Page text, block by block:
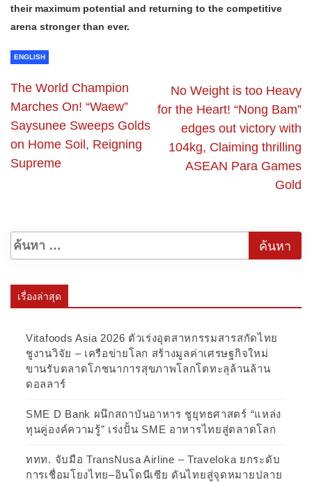
their maximum potential and returning to the competitive
arena stronger than ever.
ENGLISH
The World Champion
Marches On! “Waew”
Saysunee Sweeps Golds
on Home Soil, Reigning
Supreme
No Weight is too Heavy
for the Heart! “Nong Bam”
edges out victory with
104kg, Claiming thrilling
ASEAN Para Games
Gold
เรื่องล่าสุด
Vitafoods Asia 2026 ตัวเร่งอุตสาหกรรมสารสกัดไทย
ชูงานวิจัย – เครือข่ายโลก สร้างมูลค่าเศรษฐกิจใหม่
ขานรับตลาดโภชนาการสุขภาพโลกโตทะลุล้านล้าน
ดอลลาร์
SME D Bank ผนึกสถาบันอาหาร ชูยุทธศาสตร์ “แหล่ง
ทุนคู่องค์ความรู้” เร่งปั้น SME อาหารไทยสู่ตลาดโลก
ททท. จับมือ TransNusa Airline – Traveloka ยกระดับ
การเชื่อมโยงไทย–อินโดนีเซีย ดันไทยสู่จุดหมายปลาย